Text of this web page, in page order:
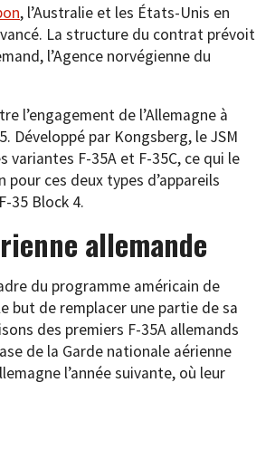
, l’Australie et les États-Unis en
La structure du contrat prévoit
l’Agence norvégienne du
l’engagement de l’Allemagne à
par Kongsberg, le JSM
variantes F-35A et F-35C, ce qui le
ces deux types d’appareils
35 Block 4.
allemande
du programme américain de
but de remplacer une partie de sa
des premiers F-35A allemands
de la Garde nationale aérienne
l’année suivante, où leur